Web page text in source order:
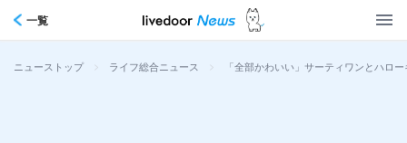
一覧
ニューストップ > ライフ総合ニュース > 「全部かわいい」サーティワンとハロ